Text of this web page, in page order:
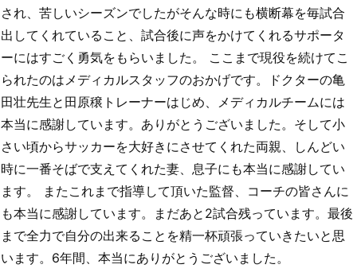
され、苦しいシーズンでしたがそんな時にも横断幕を毎試合
出してくれていること、試合後に声をかけてくれるサポータ
ーにはすごく勇気をもらいました。 ​ここまで現役を続けてこ
られたのはメディカルスタッフのおかげです。ドクターの亀
田壮先生と田原穣トレーナーはじめ、メディカルチームには
本当に感謝しています。ありがとうございました。そして小
さい頃からサッカーを大好きにさせてくれた両親、しんどい
時に一番そばで支えてくれた妻、息子にも本当に感謝してい
ます。 またこれまで指導して頂いた監督、コーチの皆さんに
も本当に感謝しています。まだあと2試合残っています。最後
まで全力で自分の出来ることを精一杯頑張っていきたいと思
います。6年間、本当にありがとうございました。